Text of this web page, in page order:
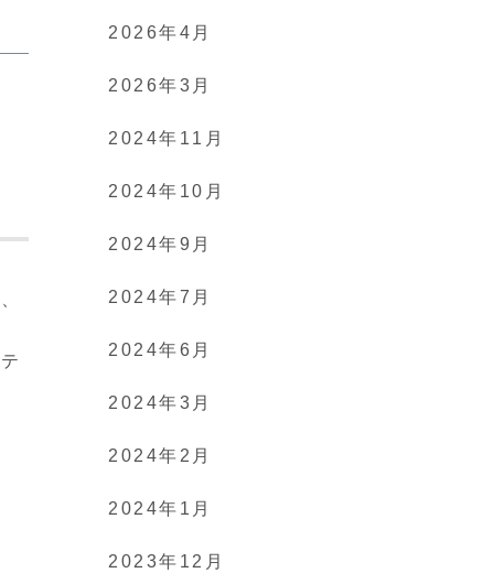
2026年4月
2026年3月
2024年11月
2024年10月
2024年9月
2024年7月
2024年6月
2024年3月
2024年2月
2024年1月
2023年12月